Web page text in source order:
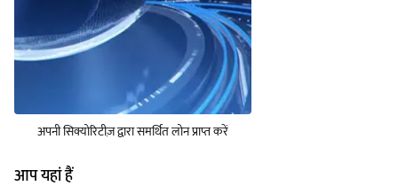
अपनी सिक्योरिटीज़ द्वारा समर्थित लोन प्राप्त करें
आप यहां हैं